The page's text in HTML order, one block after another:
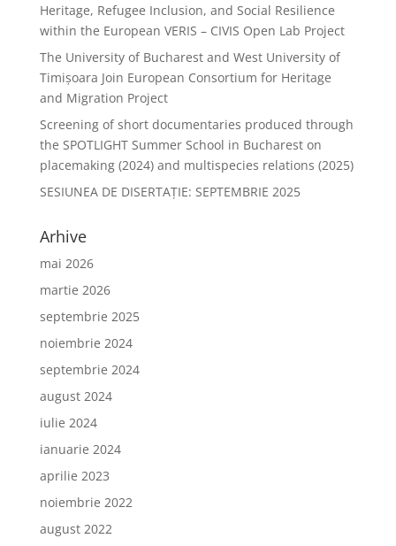
Heritage, Refugee Inclusion, and Social Resilience
within the European VERIS – CIVIS Open Lab Project
The University of Bucharest and West University of
Timișoara Join European Consortium for Heritage
and Migration Project
Screening of short documentaries produced through
the SPOTLIGHT Summer School in Bucharest on
placemaking (2024) and multispecies relations (2025)
SESIUNEA DE DISERTAŢIE: SEPTEMBRIE 2025
Arhive
mai 2026
martie 2026
septembrie 2025
noiembrie 2024
septembrie 2024
august 2024
iulie 2024
ianuarie 2024
aprilie 2023
noiembrie 2022
august 2022